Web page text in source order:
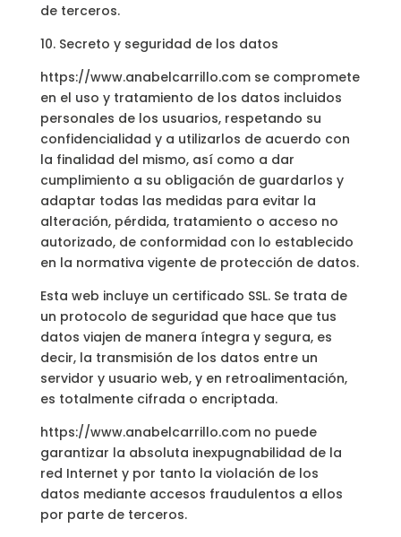
de terceros.
10. Secreto y seguridad de los datos
https://www.anabelcarrillo.com se compromete
en el uso y tratamiento de los datos incluidos
personales de los usuarios, respetando su
confidencialidad y a utilizarlos de acuerdo con
la finalidad del mismo, así como a dar
cumplimiento a su obligación de guardarlos y
adaptar todas las medidas para evitar la
alteración, pérdida, tratamiento o acceso no
autorizado, de conformidad con lo establecido
en la normativa vigente de protección de datos.
Esta web incluye un certificado SSL. Se trata de
un protocolo de seguridad que hace que tus
datos viajen de manera íntegra y segura, es
decir, la transmisión de los datos entre un
servidor y usuario web, y en retroalimentación,
es totalmente cifrada o encriptada.
https://www.anabelcarrillo.com no puede
garantizar la absoluta inexpugnabilidad de la
red Internet y por tanto la violación de los
datos mediante accesos fraudulentos a ellos
por parte de terceros.